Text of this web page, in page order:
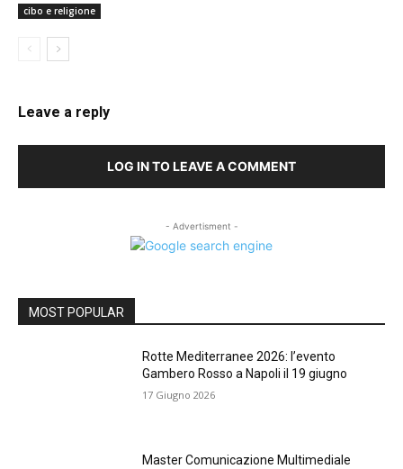
cibo e religione
Leave a reply
LOG IN TO LEAVE A COMMENT
- Advertisment -
MOST POPULAR
Rotte Mediterranee 2026: l’evento
Gambero Rosso a Napoli il 19 giugno
17 Giugno 2026
Master Comunicazione Multimediale